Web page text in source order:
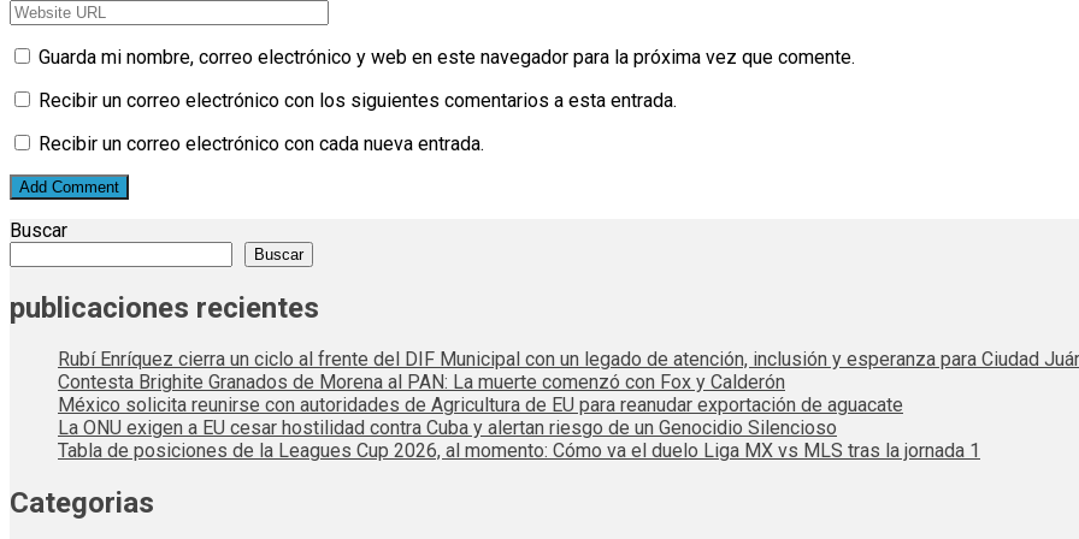
Guarda mi nombre, correo electrónico y web en este navegador para la próxima vez que comente.
Recibir un correo electrónico con los siguientes comentarios a esta entrada.
Recibir un correo electrónico con cada nueva entrada.
Buscar
Buscar
publicaciones recientes
Rubí Enríquez cierra un ciclo al frente del DIF Municipal con un legado de atención, inclusión y esperanza para Ciudad
Contesta Brighite Granados de Morena al PAN: La muerte comenzó con Fox y Calderón
México solicita reunirse con autoridades de Agricultura de EU para reanudar exportación de aguacate
La ONU exigen a EU cesar hostilidad contra Cuba y alertan riesgo de un Genocidio Silencioso
Tabla de posiciones de la Leagues Cup 2026, al momento: Cómo va el duelo Liga MX vs MLS tras la jornada 1
Categorias